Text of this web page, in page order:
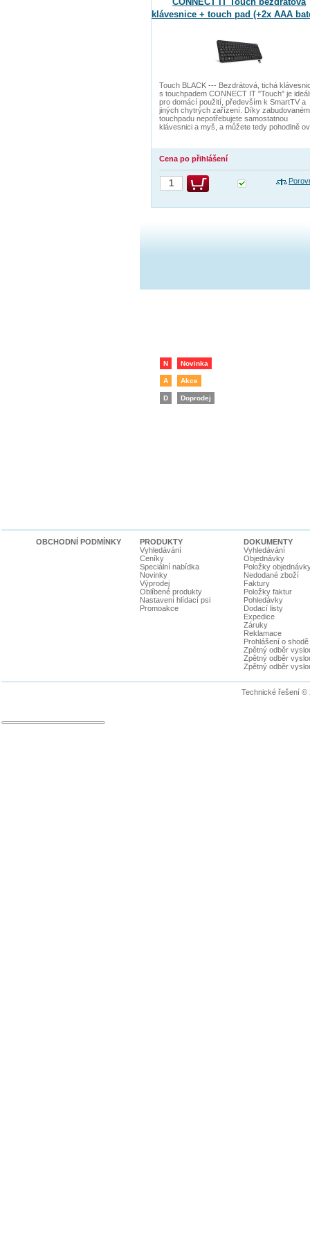
klávesnice + touch pad (+2x AAA
Touch BLACK --- Bezdrátová, tichá
s touchpadem CONNECT IT "Touch" je
pro domácí použití, především k SmartTV a
jiných chytrých zařízení. Díky
touchpadu nepotřebujete samostatnou
klávesnici a myš, a můžete tedy pohodlně ov
Cena po přihlášení
N Novinka
A Akce
D Doprodej
OBCHODNÍ PODMÍNKY
PRODUKTY
Vyhledávání
Ceníky
Speciální nabídka
Novinky
Výprodej
Oblíbené produkty
Nastavení hlídací psi
Promoakce
DOKUMENTY
Vyhledávání
Objednávky
Položky
Nedodané zboží
Faktury
Položky faktur
Pohledávky
Dodací listy
Expedice
Záruky
Reklamace
Prohlášení o shodě
Zpětný odběr
Zpětný odběr
Zpětný odběr
Technické řešení ©